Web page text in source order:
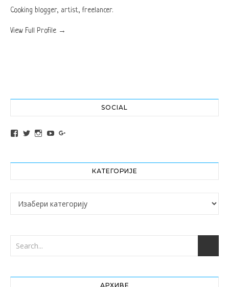
Cooking blogger, artist, freelancer.
View Full Profile →
SOCIAL
View altochef’s profile on Facebook
View jovancica73’s profile on Twitter
View jovancica73’s profile on Instagram
View jovancica73’s profile on YouTube
КАТЕГОРИЈЕ
Категорије
АРХИВЕ